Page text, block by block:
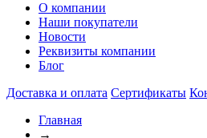
О компании
Наши покупатели
Новости
Реквизиты компании
Блог
Доставка и оплата Сертификаты
Главная
→